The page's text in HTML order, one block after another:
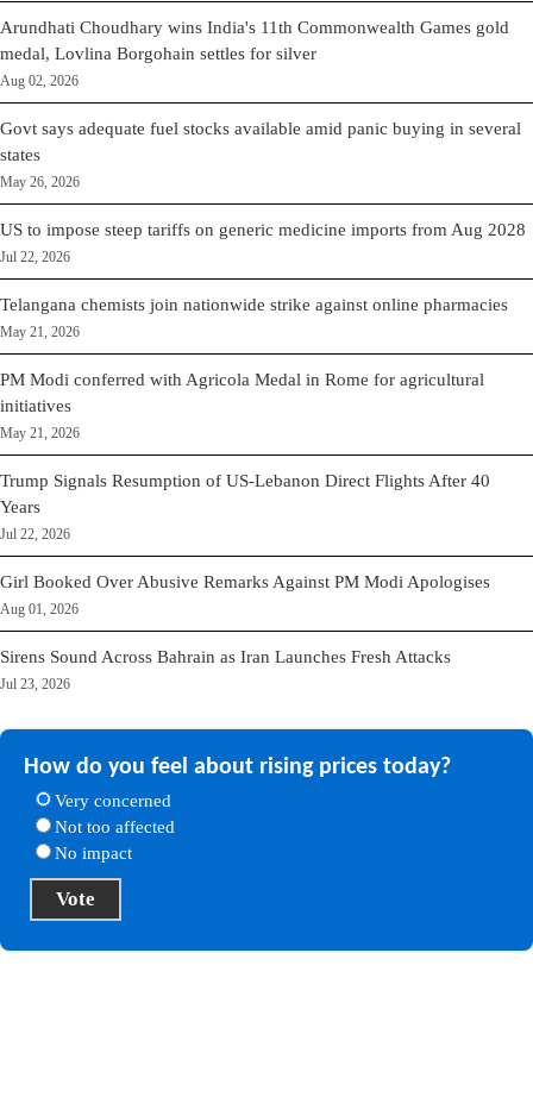
Arundhati Choudhary wins India's 11th Commonwealth Games gold
medal, Lovlina Borgohain settles for silver
Aug 02, 2026
Govt says adequate fuel stocks available amid panic buying in several
states
May 26, 2026
US to impose steep tariffs on generic medicine imports from Aug 2028
Jul 22, 2026
Telangana chemists join nationwide strike against online pharmacies
May 21, 2026
PM Modi conferred with Agricola Medal in Rome for agricultural
initiatives
May 21, 2026
Trump Signals Resumption of US-Lebanon Direct Flights After 40
Years
Jul 22, 2026
Girl Booked Over Abusive Remarks Against PM Modi Apologises
Aug 01, 2026
Sirens Sound Across Bahrain as Iran Launches Fresh Attacks
Jul 23, 2026
How do you feel about rising prices today?
Very concerned
Not too affected
No impact